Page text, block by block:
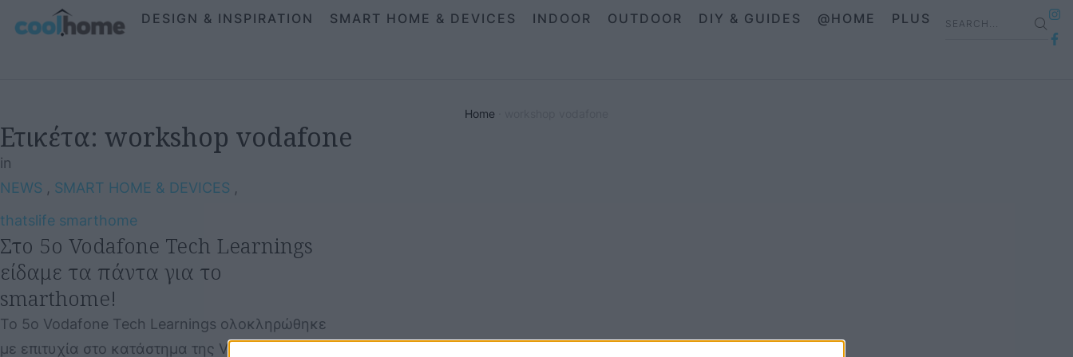
DESIGN & INSPIRATION SMART HOME & DEVICES INDOOR OUTDOOR DIY & GUIDES @HOME PLUS
Home
Ετικέτα: workshop vodafone
in
NEWS , SMART HOME & DEVICES ,
thatslife smarthome
Στο 5ο Vodafone Tech Learnings
είδαμε τα πάντα για το
smarthome!
Το 5ο Vodafone Tech Learnings ολοκληρώθηκε
με επιτυχία στο κατάστημα της Vodafone στο